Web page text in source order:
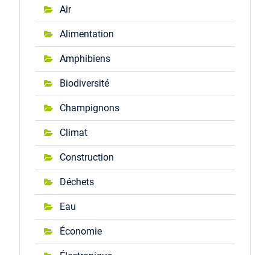
Air
Alimentation
Amphibiens
Biodiversité
Champignons
Climat
Construction
Déchets
Eau
Économie